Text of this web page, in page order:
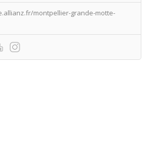
montpellier-grande-motte-